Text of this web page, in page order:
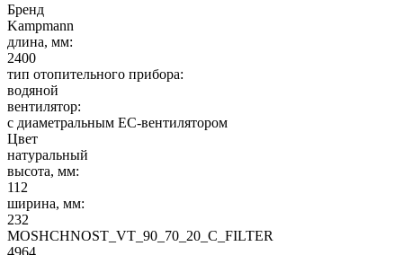
Бренд
Kampmann
длина, мм:
2400
тип отопительного прибора:
водяной
вентилятор:
с диаметральным EC-вентилятором
Цвет
натуральный
высота, мм:
112
ширина, мм:
232
MOSHCHNOST_VT_90_70_20_C_FILTER
4964